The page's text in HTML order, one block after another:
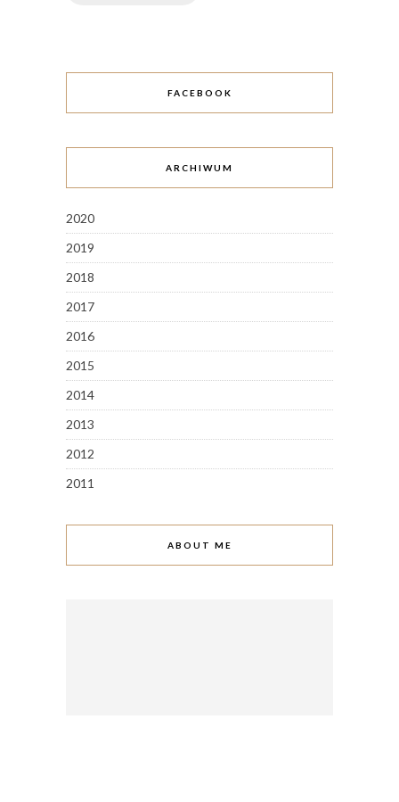
FACEBOOK
ARCHIWUM
2020
2019
2018
2017
2016
2015
2014
2013
2012
2011
ABOUT ME